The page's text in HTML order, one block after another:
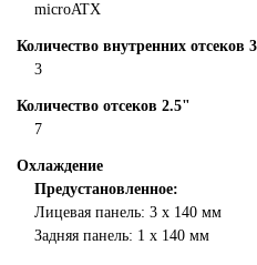
microATX
Количество внутренних отсеков
3
Количество отсеков 2.5"
7
Охлаждение
Предустановленное:
Лицевая панель: 3 х 140 мм
Задняя панель: 1 х 140 мм